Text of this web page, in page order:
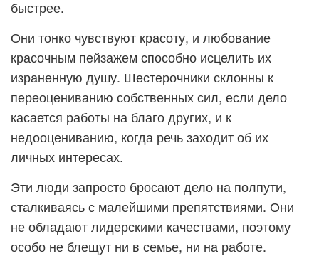
быстрее.
Они тонко чувствуют красоту, и любование
красочным пейзажем способно исцелить их
израненную душу. Шестерочники склонны к
переоцениванию собственных сил, если дело
касается работы на благо других, и к
недооцениванию, когда речь заходит об их
личных интересах.
Эти люди запросто бросают дело на полпути,
сталкиваясь с малейшими препятствиями. Они
не обладают лидерскими качествами, поэтому
особо не блещут ни в семье, ни на работе.